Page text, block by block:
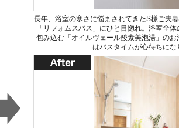
長年、浴室の寒さに悩まされてきたS様ご夫
「リフォムスバス」にひと目惚れ。浴室全
包み込む「オイルヴェール酸素美泡湯」の
はバスタイムが心待ちにな